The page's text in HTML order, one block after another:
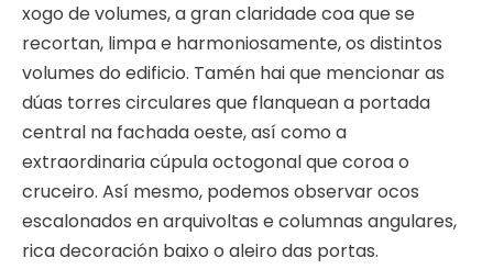
xogo de volumes, a gran claridade coa que se
recortan, limpa e harmoniosamente, os distintos
volumes do edificio. Tamén hai que mencionar as
dúas torres circulares que flanquean a portada
central na fachada oeste, así como a
extraordinaria cúpula octogonal que coroa o
cruceiro. Así mesmo, podemos observar ocos
escalonados en arquivoltas e columnas angulares,
rica decoración baixo o aleiro das portas.